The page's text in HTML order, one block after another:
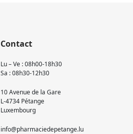
Contact
Lu – Ve : 08h00-18h30
Sa : 08h30-12h30
10 Avenue de la Gare
L-4734 Pétange
Luxembourg
info@pharmaciedepetange.lu